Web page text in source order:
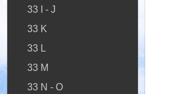
33 I - J
33 K
33 L
33 M
33 N - O